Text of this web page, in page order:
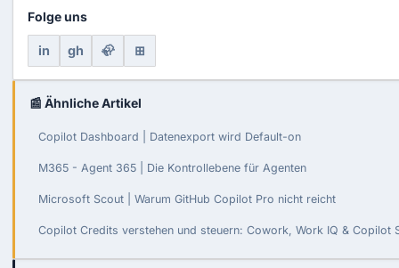
Folge uns
in gh 🦣 ⊞
📰 Ähnliche Artikel
Copilot Dashboard | Datenexport wird Default-on
M365 - Agent 365 | Die Kontrollebene für Agenten
Microsoft Scout | Warum GitHub Copilot Pro nicht reicht
Copilot Credits verstehen und steuern: Cowork, Work IQ & Copilot